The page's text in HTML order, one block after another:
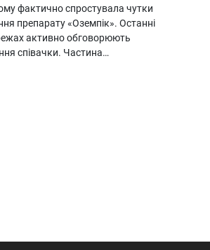
фактично спростувала чутки
препарату «Оземпік». Останні
активно обговорюють
співачки. Частина…